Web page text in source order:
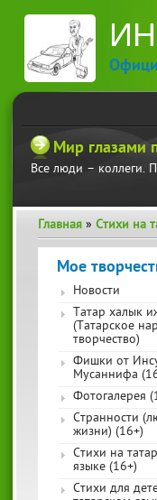
Мир глазами
Все люди – коллеги.
Вы здесь
Главная » Стихи на
Мое
Новости
Татар халык
(Татарское
творчество)
Фишки от
Мусаннифа
Фотогалерея
Странности
жизни) (16+)
Стихи на
языке (16+)
Стихи для